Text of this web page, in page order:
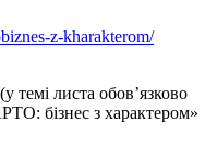
z-kharakterom/
(у темі листа обов’язково
бізнес з характером»